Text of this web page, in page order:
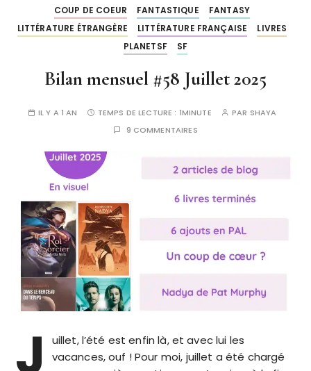
COUP DE COEUR FANTASTIQUE
FANTASY
LITTÉRATURE ÉTRANGÈRE
LITTÉRATURE FRANÇAISE
LIVRES
PLANETSF
SF
Bilan mensuel #58 Juillet 2025
IL Y A 1 AN TEMPS DE LECTURE : 1MINUTE PAR SHAYA
9 COMMENTAIRES
J
uillet, l’été est enfin là, et avec lui les
vacances, ouf ! Pour moi, juillet a été chargé